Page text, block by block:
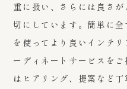
重に扱い、さらには良さ
切にしています。簡単に
を使ってより良いインテ
ーディネートサービスをご
はヒアリング、提案など